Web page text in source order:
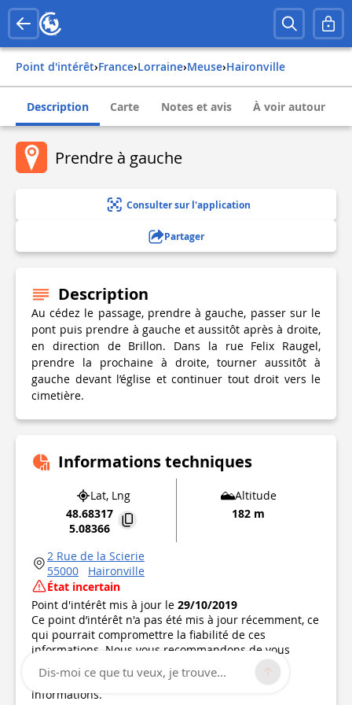
Point d'intérêt› france› lorraine› meuse› haironville
Description Carte Notes et avis À voir autour
Prendre à gauche
Consulter sur l'application
Partager
Description
Au cédez le passage, prendre à gauche, passer sur le
pont puis prendre à gauche et aussitôt après à droite,
en direction de Brillon. Dans la rue Felix Raugel,
prendre la prochaine à droite, tourner aussitôt à
gauche devant l’église et continuer tout droit vers le
cimetière.
Informations techniques
Lat, Lng
48.68317
5.08366
Altitude
182 m
2 Rue de la Scierie
55000
Haironville
État incertain
Point d'intérêt mis à jour le 29/10/2019
Ce point d’intérêt n'a pas été mis à jour récemment, ce
qui pourrait compromettre la fiabilité de ces
informations. Nous vous recommandons de vous
renseigner et de prendre toutes les précautions
nécessaires. Si vous en êtes l'auteur, vérifiez vos
informations.
Dis-moi ce que tu veux, je trouve...